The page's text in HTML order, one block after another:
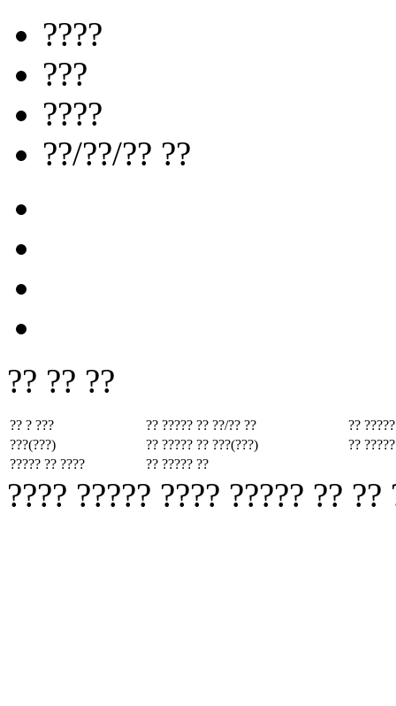
????
???
????
??/??/?? ??
?? ?? ??
?? ? ??? ?? ????? ?? ??/?? ??
??
???(???)
?? ????? ?? ???(???)
??
????? ?? ????
?? ????? ??
???? ????? ???? ????? ??